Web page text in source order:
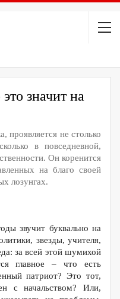
значит на
не столько
в повседневной,
Он коренится
на благо своей
лозунгах.
звучит буквально на
звезды, учителя,
за всей этой шумихой
главное – что есть
патриот? Это тот,
с начальством? Или,